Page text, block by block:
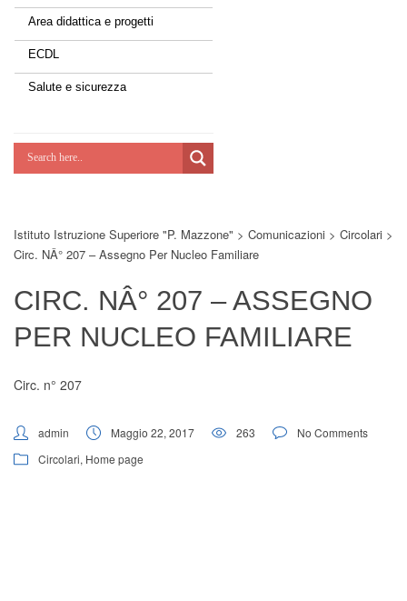
Scuola d'estate
Lab Green
Potenziamoci
Area didattica e progetti
ECDL
Salute e sicurezza
Istituto Istruzione Superiore "P. Mazzone" > Comunicazioni > Circolari >
Circ. NÂ° 207 – Assegno Per Nucleo Familiare
CIRC. NÂ° 207 – ASSEGNO
PER NUCLEO FAMILIARE
Circ. n° 207
admin Maggio 22, 2017 263
No Comments
Circolari, Home page